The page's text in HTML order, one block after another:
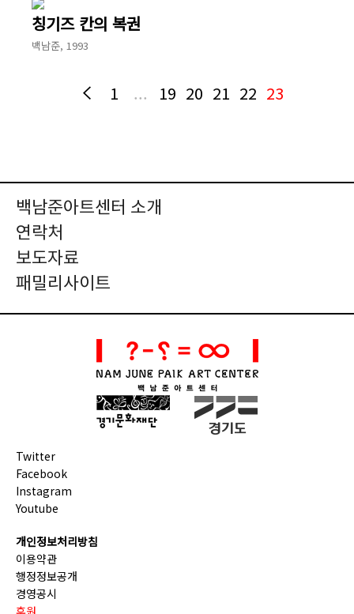
칭기즈 칸의 복권
백남준, 1993
1 ... 19 20 21 22 23
백남준아트센터 소개
연락처
보도자료
패밀리사이트
Twitter
Facebook
Instagram
Youtube
개인정보처리방침
이용약관
행정정보공개
경영공시
후원